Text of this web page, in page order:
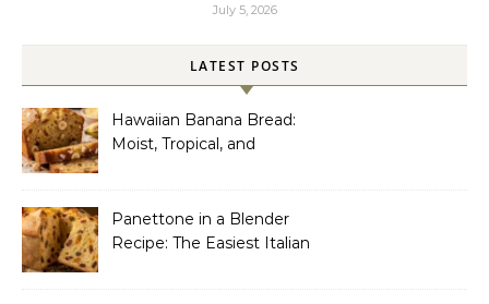
July 5, 2026
LATEST POSTS
Hawaiian Banana Bread:
Moist, Tropical, and
Panettone in a Blender
Recipe: The Easiest Italian